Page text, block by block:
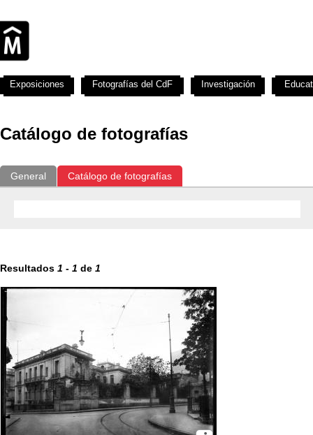
Catálogo de fotografías
General Catálogo de fotografías
Resultados 1 - 1 de 1
Exposiciones Fotografías del CdF Investigación